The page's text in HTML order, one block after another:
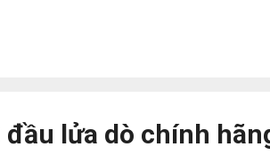
• Zalo : 0886497585 • Email :
đầu lửa dò chính